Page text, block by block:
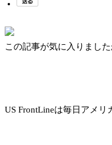
この記事が気に入りました
US FrontLineは毎日アメ